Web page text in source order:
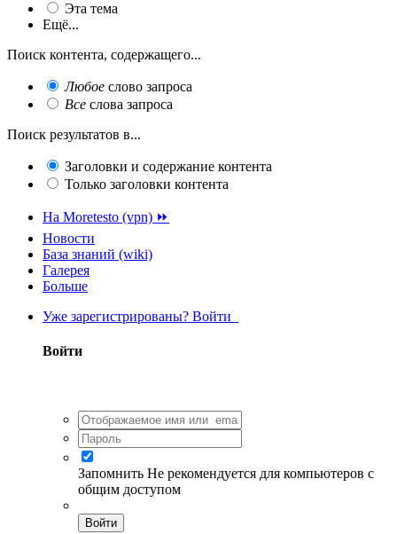
Эта тема
Ещё...
Поиск контента, содержащего...
Любое слово запроса
Все слова запроса
Поиск результатов в...
Заголовки и содержание контента
Только заголовки контента
На Moretesto (vpn) ⏩
Новости
База знаний (wiki)
Галерея
Больше
Уже зарегистрированы? Войти
Войти
Запомнить Не рекомендуется для компьютеров с
общим доступом
Войти